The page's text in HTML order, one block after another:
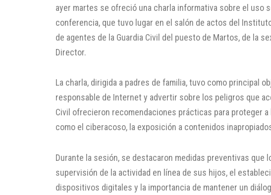
ayer martes se ofreció una charla informativa sobre el uso
conferencia, que tuvo lugar en el salón de actos del
de agentes de la Guardia Civil del puesto de Martos, de la
Director.
La charla, dirigida a padres de familia, tuvo como principal
responsable de Internet y advertir sobre los peligros que
Civil ofrecieron recomendaciones prácticas para proteger
como el ciberacoso, la exposición a contenidos
Durante la sesión, se destacaron medidas preventivas que
supervisión de la actividad en línea de sus hijos, el
dispositivos digitales y la importancia de mantener un